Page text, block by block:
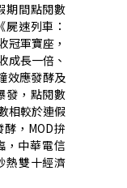
期間點閱數
速列車：
冠軍寶座，
成長一倍、
效應發酵及
發，點閱數
相較於連假
，MOD拚
，中華電信
熱雙十經濟